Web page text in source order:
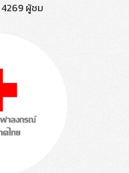
4269 ผู้ชม